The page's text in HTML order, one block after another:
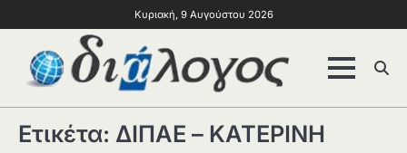
Κυριακή, 9 Αυγούστου 2026
Ετικέτα: ΔΙΠΑΕ – ΚΑΤΕΡΙΝΗ